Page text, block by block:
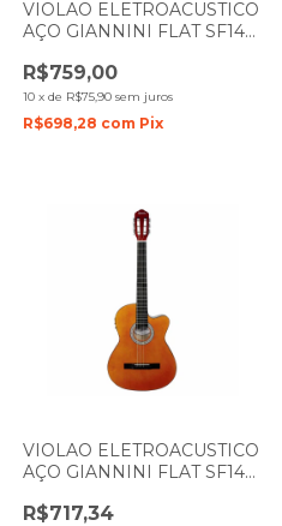
VIOLAO ELETROACUSTICO
AÇO GIANNINI FLAT SF14
R$759,00
10 x de R$75,90 sem juros
R$698,28 com Pix
VIOLAO ELETROACUSTICO
AÇO GIANNINI FLAT SF14
R$717,34